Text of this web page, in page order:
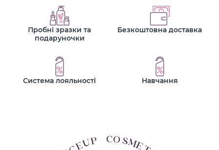
Пробні зразки та
подаруночки
Безкоштовна доставка
Система лояльності Навчання